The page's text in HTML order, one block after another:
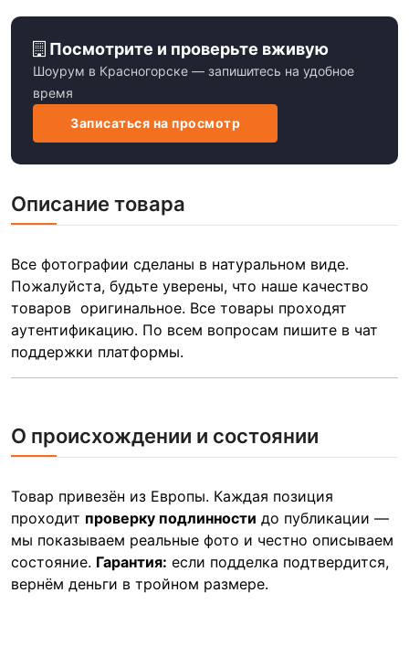
Посмотрите и проверьте вживую
Шоурум в Красногорске — запишитесь на удобное
время
Записаться на просмотр
Описание товара
Все фотографии сделаны в натуральном виде.
Пожалуйста, будьте уверены, что наше качество
товаров оригинальное. Все товары проходят
аутентификацию. По всем вопросам пишите в чат
поддержки платформы.
О происхождении и состоянии
Товар привезён из Европы. Каждая позиция
проходит проверку подлинности до публикации —
мы показываем реальные фото и честно описываем
состояние. Гарантия: если подделка подтвердится,
вернём деньги в тройном размере.